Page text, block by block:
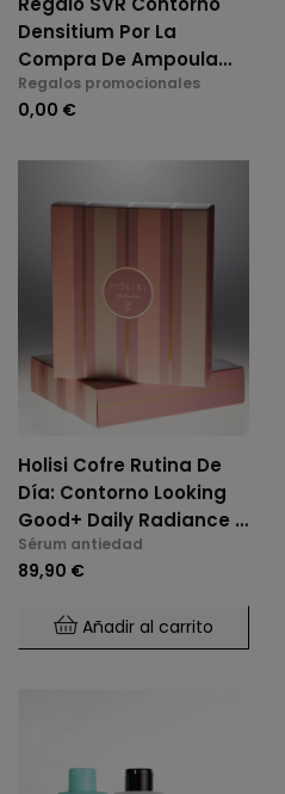
Densitium Por La
Compra De Ampoula
ABC, Biotic Y Densitium
Regalos promocionales
0,00 €
Holisi Cofre Rutina De
Día: Contorno Looking
Good+ Daily Radiance +
Piedra Guasha
Sérum antiedad
89,90 €
Añadir al carrito